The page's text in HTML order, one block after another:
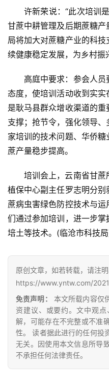
云
公
众
号
现
价
专
地
区
频
道
许新荣说：“此次培训
甘蔗中耕管理及后期蔗糖
局将加大对蔗糖产业的科
续健康稳定发展，为乡村振
高庭中要求：参会人
态度，使培训活动收到实
是耿马县群众增收渠道的
支撑；抢节令，强化领导
家培训的技术问题、华侨
蔗产量稳步提高。
培训会上，云南省甘蔗
植保中心副主任罗志明分
蔗病虫害绿色防控技术与
们通过参加培训，进一步
培土等技术。(临沧市科技
原创文章，如若转载，请注明
https://www.yntw.com/
免责声明：
本文所载内容仅
资建议、或要约。文中观
解，可能存在不完整或不准
性。 读者据此进行的任何投
无关。因使用本文信息所导
不承担任何法律责任。